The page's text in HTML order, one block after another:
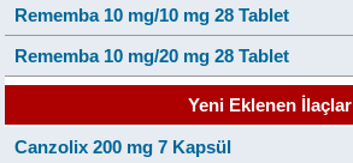
Rememba 10 mg/10 mg 28 Tablet
Rememba 10 mg/20 mg 28 Tablet
Yeni Eklenen İlaçlar
Canzolix 200 mg 7 Kapsül